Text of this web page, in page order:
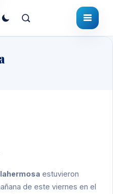
estuvieron
de este viernes en el